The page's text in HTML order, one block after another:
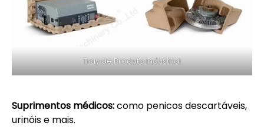
Tray de Produto Industrial
Suprimentos médicos:como penicos descartáveis,
urinóis e mais.